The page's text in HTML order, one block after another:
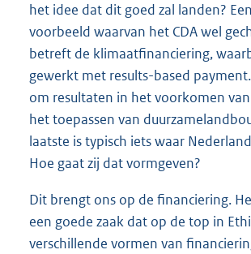
het idee dat dit goed zal landen?
voorbeeld waarvan het CDA wel
betreft de klimaatfinanciering,
gewerkt met results-based
om resultaten in het voorkomen
het toepassen van
laatste is typisch iets waar
Hoe gaat zij dat vormgeven?
Dit brengt ons op de financiering.
een goede zaak dat op de top in
verschillende vormen van